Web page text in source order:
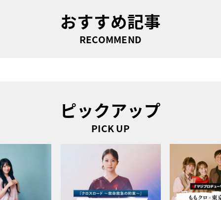
おすすめ記事
RECOMMEND
ピックアップ
PICK UP